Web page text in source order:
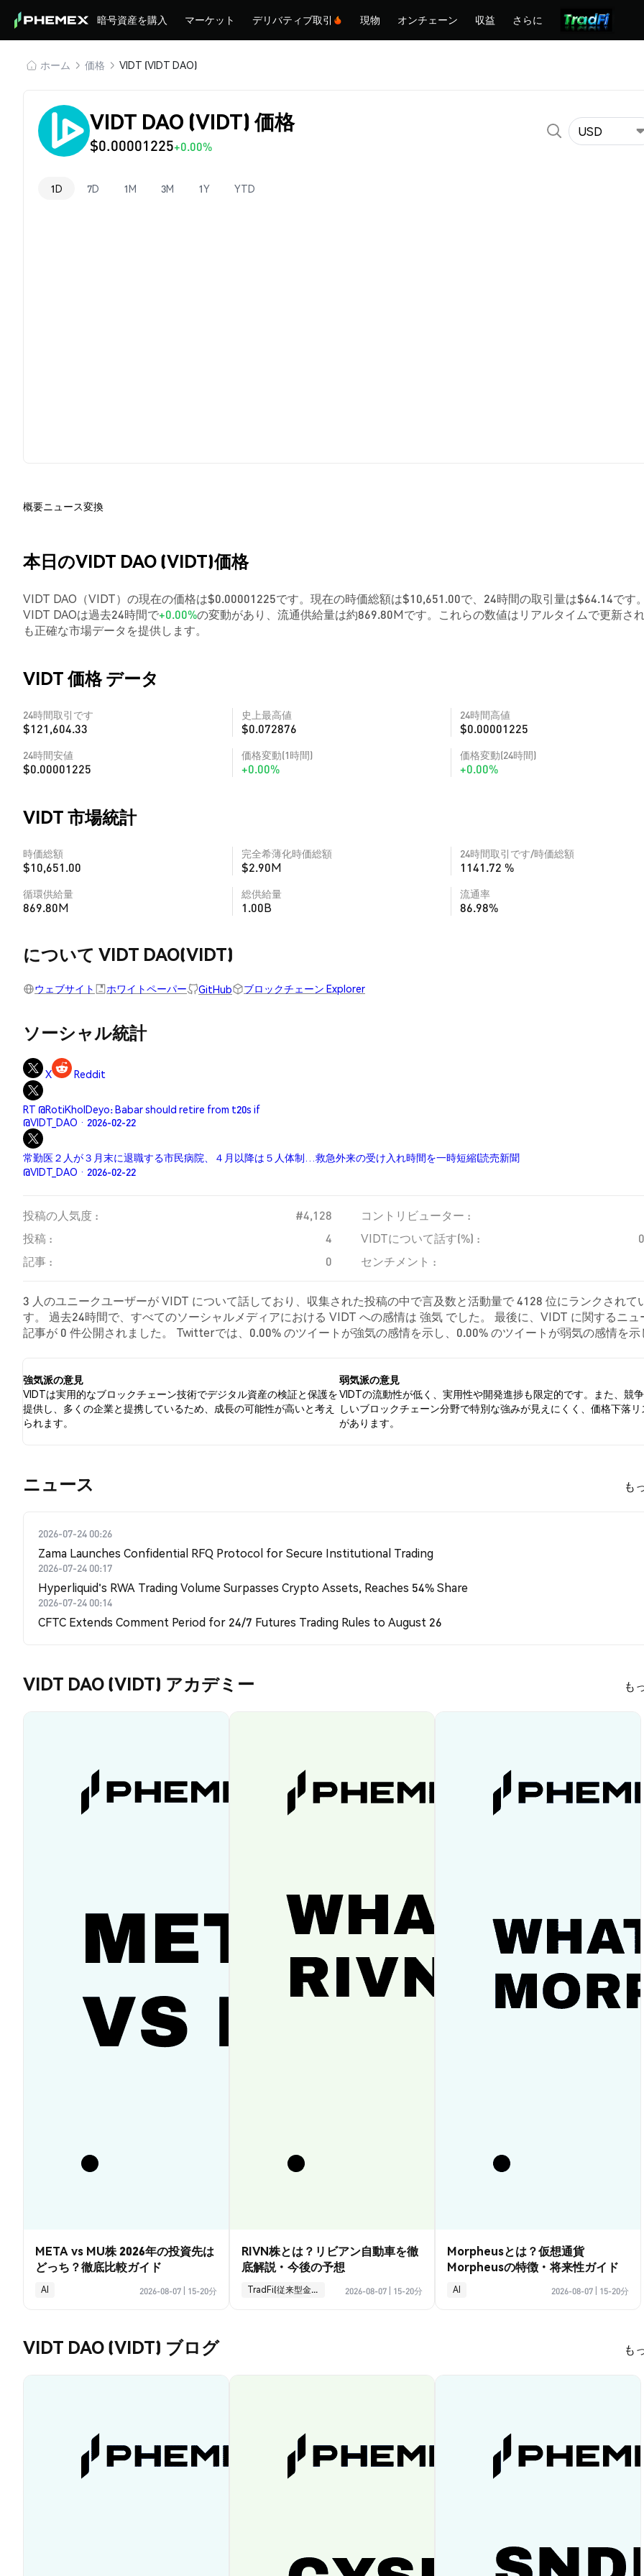
暗号資産を購入 マーケット デリバティブ取引 現物 オンチェーン 収益 さらに
ホーム 価格 VIDT (VIDT DAO)
VIDT DAO (VIDT) 価格
$0.00001225+0.00%
USD
1D 7D 1M 3M 1Y YTD
概要ニュース変換
本日のVIDT DAO (VIDT)価格
VIDT DAO（VIDT）の現在の価格は$0.00001225です。現在の時価総額は$10,651.00で、24時間の取引量は$64.14です
VIDT DAOは過去24時間で+0.00%の変動があり、流通供給量は約869.80Mです。これらの数値はリアルタイムで更新さ
も正確な市場データを提供します。
VIDT 価格 データ
24時間取引です
$121,604.33
史上最高値
$0.072876
24時間高値
$0.00001225
24時間安値
$0.00001225
価格変動(1時間)
+0.00%
価格変動(24時間)
+0.00%
VIDT 市場統計
時価総額
$10,651.00
完全希薄化時価総額
$2.90M
24時間取引です/時価総額
1141.72 %
循環供給量
869.80M
総供給量
1.00B
流通率
86.98%
について VIDT DAO(VIDT)
ウェブサイト ホワイトペーパー GitHub ブロックチェーン Explorer
ソーシャル統計
X Reddit
RT @RotiKholDeyo: Babar should retire from t20s if
@VIDT_DAO · 2026-02-22
常勤医２人が３月末に退職する市民病院、４月以降は５人体制…救急外来の受け入れ時間を一時短縮(読売新聞
@VIDT_DAO · 2026-02-22
投稿の人気度 : #4,128
コントリビューター :
投稿 :
4 VIDTについて話す(%) :
記事 :
0 センチメント :
3 人のユニークユーザーが VIDT について話しており、収集された投稿の中で言及数と活動量で 4128 位にランクされて
す。 過去24時間で、すべてのソーシャルメディアにおける VIDT への感情は 強気 でした。 最後に、VIDT に関するニュ
記事が 0 件公開されました。 Twitterでは、0.00% のツイートが強気の感情を示し、0.00% のツイートが弱気の感情を示
強気派の意見
VIDTは実用的なブロックチェーン技術でデジタル資産の検証と保護を
提供し、多くの企業と提携しているため、成長の可能性が高いと考え
られます。
弱気派の意見
VIDTの流動性が低く、実用性や開発進捗も限定的です。また、競
しいブロックチェーン分野で特別な強みが見えにくく、価格下落リ
があります。
​​ニュース​​ も
2026-07-24 00:26
Zama Launches Confidential RFQ Protocol for Secure Institutional Trading
2026-07-24 00:17
Hyperliquid's RWA Trading Volume Surpasses Crypto Assets, Reaches 54% Share
2026-07-24 00:14
CFTC Extends Comment Period for 24/7 Futures Trading Rules to August 26
VIDT DAO (VIDT) アカデミー も
META vs MU株 2026年の投資先は
どっち？徹底比較ガイド
AI 2026-08-07 15-20分
RIVN株とは？リビアン自動車を徹
底解説・今後の予想
TradFi(従来型金融) 2026-08-07 15-20分
Morpheusとは？仮想通貨
Morpheusの特徴・将来性ガイド
AI 2026-08-07 15-20分
VIDT DAO (VIDT) ブログ も